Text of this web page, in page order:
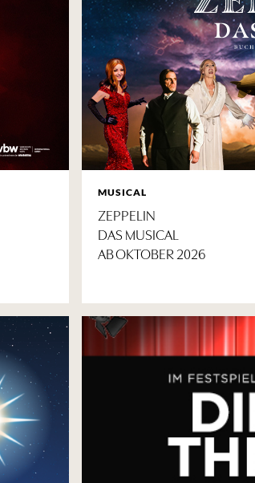
MUSICAL
ZEPPELIN
DAS MUSICAL
AB OKTOBER 2026